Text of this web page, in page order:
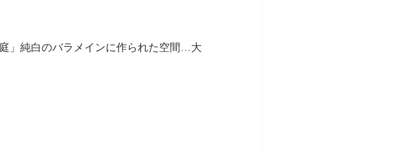
」純白のバラメインに作られた空間…大